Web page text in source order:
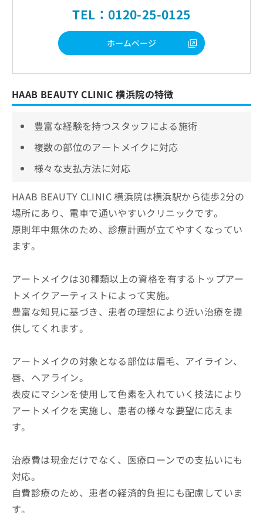
TEL：0120-25-0125
ホームページ
HAAB BEAUTY CLINIC 横浜院の特徴
豊富な経験を持つスタッフによる施術
複数の部位のアートメイクに対応
様々な支払方法に対応
HAAB BEAUTY CLINIC 横浜院は横浜駅から徒歩2分の
場所にあり、電車で通いやすいクリニックです。
原則年中無休のため、診療計画が立てやすくなってい
ます。
アートメイクは30種類以上の資格を有するトップアー
トメイクアーティストによって実施。
豊富な知見に基づき、患者の理想により近い治療を提
供してくれます。
アートメイクの対象となる部位は眉毛、アイライン、
唇、ヘアライン。
表皮にマシンを使用して色素を入れていく技法により
アートメイクを実施し、患者の様々な要望に応えま
す。
治療費は現金だけでなく、医療ローンでの支払いにも
対応。
自費診療のため、患者の経済的負担にも配慮していま
す。